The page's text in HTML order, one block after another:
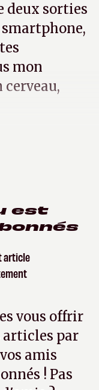
deux sorties
mon
cerveau,
est
article
vous offrir
articles par
vos amis
! Pas